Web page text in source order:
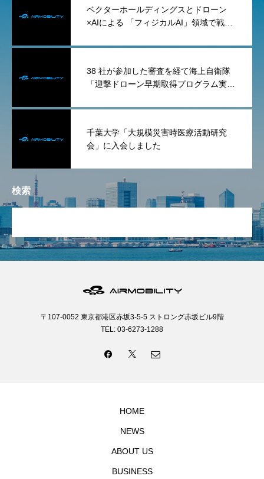
ベクターホールディングスとドローン
×AIによる 「フィジカルAI」領域で戦略
38 社が参加した審査を経て海上自衛隊
「迎撃ドローン早期取得プログラム実証
千葉大学「大規模災害時医療活動研究
会」に入会しました
検索
〒107-0052 東京都港区赤坂3-5-5 ストロング赤坂ビル9階
TEL: 03-6273-1288
HOME
NEWS
ABOUT US
BUSINESS